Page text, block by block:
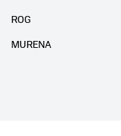
ROG
MURENA